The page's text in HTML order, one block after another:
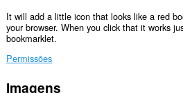
It will add a little icon that looks like a red
your browser. When you click that it works
bookmarklet.
Permissões
Esta
Imagens